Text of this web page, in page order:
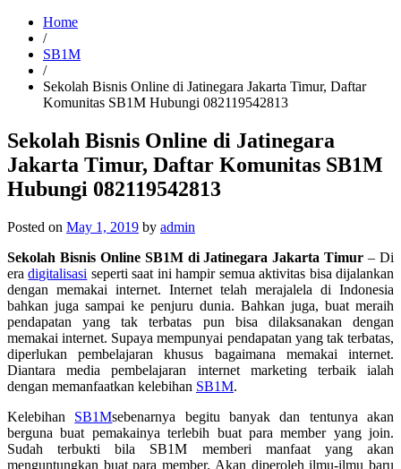
Home
/
SB1M
/
Sekolah Bisnis Online di Jatinegara Jakarta Timur, Daftar
Komunitas SB1M Hubungi 082119542813
Sekolah Bisnis Online di Jatinegara
Jakarta Timur, Daftar Komunitas SB1M
Hubungi 082119542813
Posted on May 1, 2019 by admin
Sekolah Bisnis Online SB1M di Jatinegara Jakarta Timur – Di
eradigitalisasi seperti saat ini hampir semua aktivitas bisa dijalankan
dengan memakai internet. Internet telah merajalela di Indonesia
bahkan juga sampai ke penjuru dunia. Bahkan juga, buat meraih
pendapatan yang tak terbatas pun bisa dilaksanakan dengan
memakai internet. Supaya mempunyai pendapatan yang tak terbatas,
diperlukan pembelajaran khusus bagaimana memakai internet.
Diantara media pembelajaran internet marketing terbaik ialah
dengan memanfaatkan kelebihan SB1M.
Kelebihan SB1Msebenarnya begitu banyak dan tentunya akan
berguna buat pemakainya terlebih buat para member yang join.
Sudah terbukti bila SB1M memberi manfaat yang akan
menguntungkan buat para member. Akan diperoleh ilmu-ilmu baru